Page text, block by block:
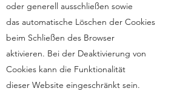
oder generell ausschließen sowie
das automatische Löschen der Cookies
beim Schließen des Browser
aktivieren. Bei der Deaktivierung von
Cookies kann die Funktionalität
dieser Website eingeschränkt sein.